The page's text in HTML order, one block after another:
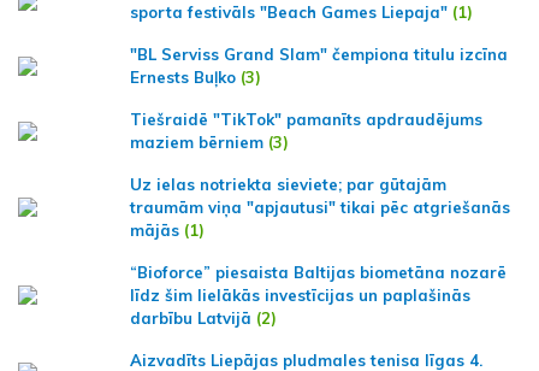
sporta festivāls "Beach Games Liepaja" (1)
"BL Serviss Grand Slam" čempiona titulu izcīna
Ernests Buļko (3)
Tiešraidē "TikTok" pamanīts apdraudējums
maziem bērniem (3)
Uz ielas notriekta sieviete; par gūtajām
traumām viņa "apjautusi" tikai pēc atgriešanās
mājās (1)
“Bioforce” piesaista Baltijas biometāna nozarē
līdz šim lielākās investīcijas un paplašinās
darbību Latvijā (2)
Aizvadīts Liepājas pludmales tenisa līgas 4.